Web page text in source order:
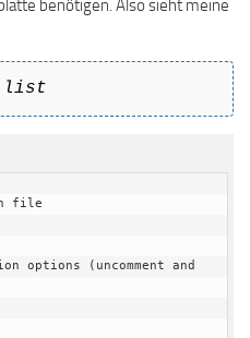
benötigen. Also sieht meine
file
options (uncomment and